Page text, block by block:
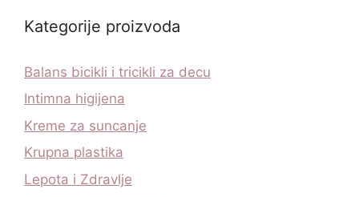
Kategorije proizvoda
Balans bicikli i tricikli za decu
Intimna higijena
Kreme za suncanje
Krupna plastika
Lepota i Zdravlje